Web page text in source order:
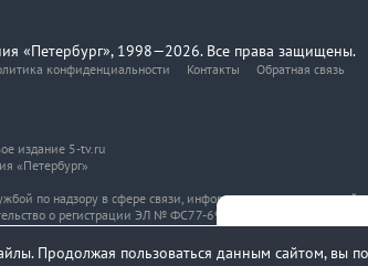
«Петербург», 1998—2026. Все права защищены.
конфиденциальности Контакты Обратная связь
издание 5-tv.ru
«Петербург»
по надзору в сфере связи, информационных технологий
о регистрации ЭЛ № ФС77-69216 от 29 марта 2017
Продолжая пользоваться данным сайтом, вы